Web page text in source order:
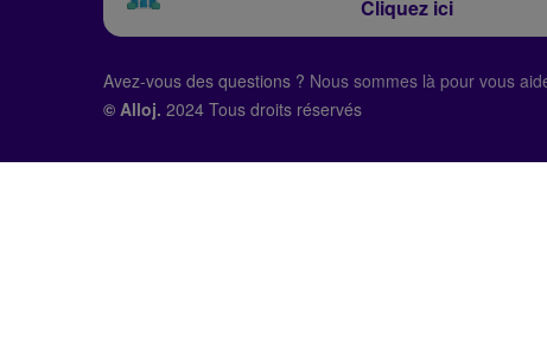
Cliquez ici
Avez-vous des questions ? Nous sommes là pour vous
© Alloj. 2024 Tous droits réservés